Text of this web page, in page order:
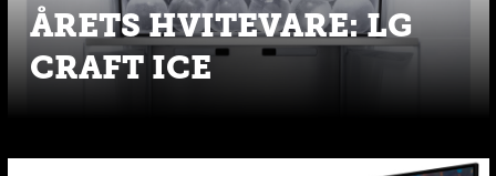
ÅRETS HVITEVARE: LG
CRAFT ICE